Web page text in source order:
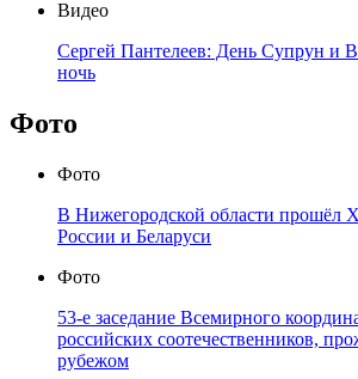
Видео
Сергей Пантелеев: День Супрун и
ночь
Фото
Фото
В Нижегородской области прошёл
России и Беларуси
Фото
53-е заседание Всемирного
российских соотечественников,
рубежом